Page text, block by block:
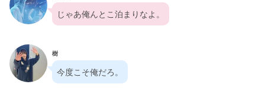
じゃあ俺んとこ泊まりなよ。
樹
今度こそ俺だろ。